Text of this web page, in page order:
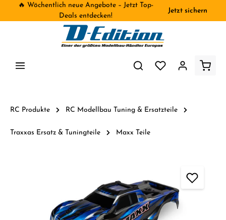
🔥 Wöchentlich neue Angebote – Jetzt Top-
Deals entdecken!
Jetzt sichern
RC Produkte RC Modellbau Tuning & Ersatzteile
Traxxas Ersatz & Tuningteile Maxx Teile